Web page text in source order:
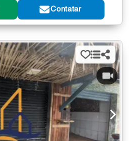
Contatar